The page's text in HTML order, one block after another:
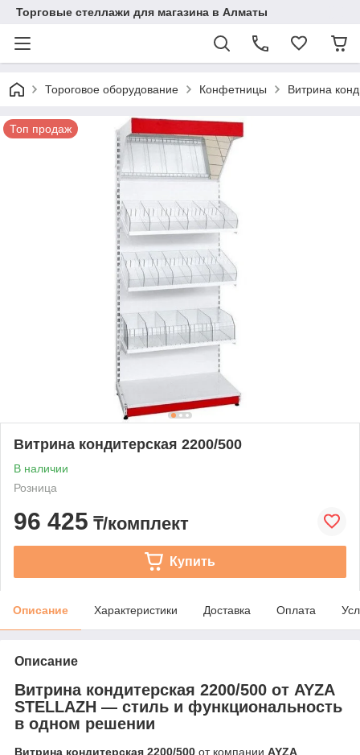
Торговые стеллажи для магазина в Алматы
Тороговое оборудование Конфетницы Витрина
Топ продаж
Витрина кондитерская 2200/500
В наличии
Розница
96 425 ₸/комплект
Купить
Описание Характеристики Доставка Оплата
Описание
Витрина кондитерская 2200/500 от AYZA
STELLAZH — стиль и функциональность
в одном решении
Витрина кондитерская 2200/500 от компании AYZA